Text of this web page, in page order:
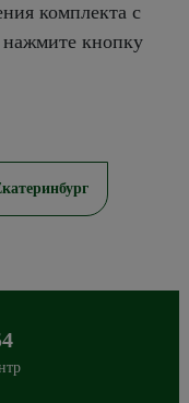
комплекта с
кнопку
Краснодар